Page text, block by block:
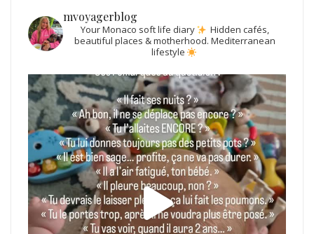
mvoyagerblog
Your Monaco soft life diary
Hidden cafés,
beautiful places & motherhood. Mediterranean
lifestyle